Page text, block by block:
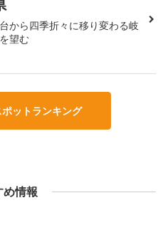
から四季折々に移り変わる岐
望む
ットランキング
め情報